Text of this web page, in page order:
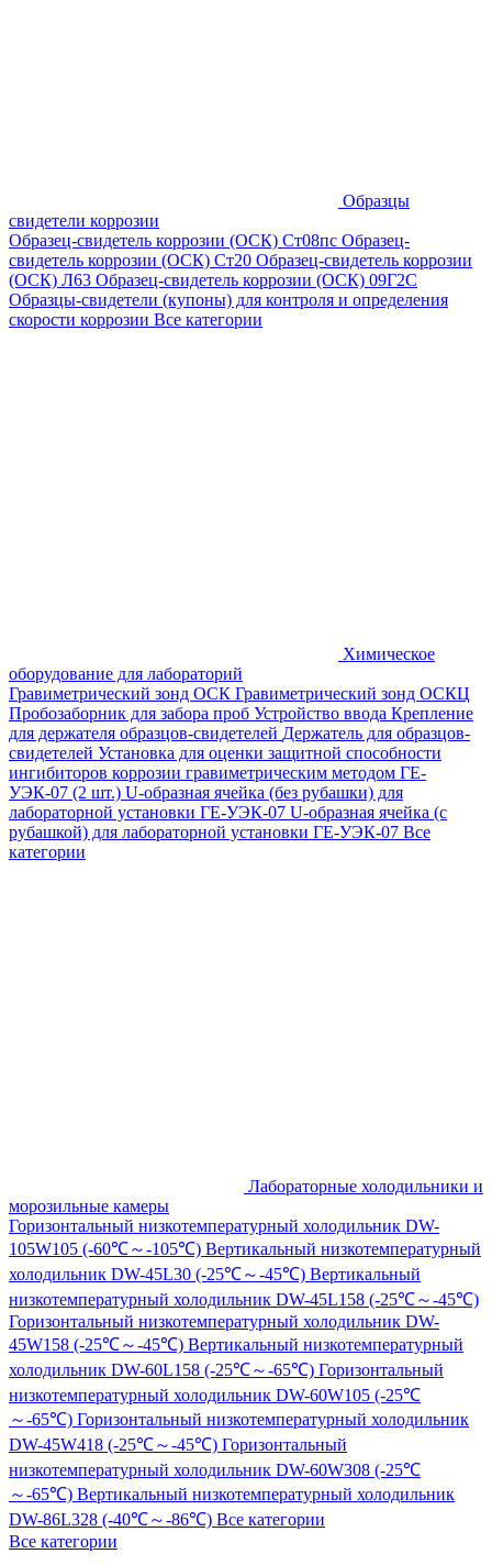
Образцы
свидетели коррозии
Образец-свидетель коррозии (ОСК) Ст08пс Образец-
свидетель коррозии (ОСК) Ст20 Образец-свидетель коррозии
(ОСК) Л63 Образец-свидетель коррозии (ОСК) 09Г2С
Образцы-свидетели (купоны) для контроля и определения
скорости коррозии Все категории
Химическое
оборудование для лабораторий
Гравиметрический зонд ОСК Гравиметрический зонд ОСКЦ
Пробозаборник для забора проб Устройство ввода Крепление
для держателя образцов-свидетелей Держатель для образцов-
свидетелей Установка для оценки защитной способности
ингибиторов коррозии гравиметрическим методом ГЕ-
УЭК-07 (2 шт.) U-образная ячейка (без рубашки) для
лабораторной установки ГЕ-УЭК-07 U-образная ячейка (с
рубашкой) для лабораторной установки ГЕ-УЭК-07 Все
категории
Лабораторные холодильники и
морозильные камеры
Горизонтальный низкотемпературный холодильник DW-
105W105 (-60℃～-105℃) Вертикальный низкотемпературный
холодильник DW-45L30 (-25℃～-45℃) Вертикальный
низкотемпературный холодильник DW-45L158 (-25℃～-45℃)
Горизонтальный низкотемпературный холодильник DW-
45W158 (-25℃～-45℃) Вертикальный низкотемпературный
холодильник DW-60L158 (-25℃～-65℃) Горизонтальный
низкотемпературный холодильник DW-60W105 (-25℃
～-65℃) Горизонтальный низкотемпературный холодильник
DW-45W418 (-25℃～-45℃) Горизонтальный
низкотемпературный холодильник DW-60W308 (-25℃
～-65℃) Вертикальный низкотемпературный холодильник
DW-86L328 (-40℃～-86℃) Все категории
Все категории